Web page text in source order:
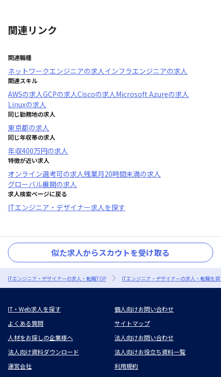
関連リンク
関連職種
ネットワークエンジニアの求人インフラエンジニアの求人
関連スキル
AWSの求人GCPの求人Ciscoの求人Microsoft Azureの求人
Linuxの求人
同じ勤務地の求人
東京都の求人
同じ年収帯の求人
年収400万円の求人
特徴が近い求人
オンライン選考可の求人残業月20時間未満の求人
グローバル展開の求人
求人検索ページに戻る
ITエンジニア・デザイナー求人を探す
似た求人からスカウトを受け取る
ITエンジニア・デザイナーの求人・転職TOP ITエンジニア・デザイナーの求人・転職を
IT・Web求人を探す
個人向けお問い合わせ
よくある質問
サイトマップ
人材をお探しの企業様へ
法人向けお問い合わせ
法人向け資料ダウンロード
法人向けお役立ち資料一覧
運営会社
利用規約